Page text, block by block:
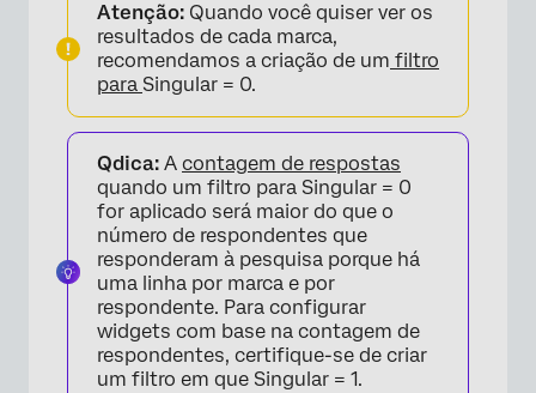
Atenção: Quando você quiser ver os
resultados de cada marca,
recomendamos a criação de um filtro
para Singular = 0.
Qdica: A contagem de respostas
quando um filtro para Singular = 0
for aplicado será maior do que o
número de respondentes que
responderam à pesquisa porque há
uma linha por marca e por
respondente. Para configurar
widgets com base na contagem de
respondentes, certifique-se de criar
um filtro em que Singular = 1.